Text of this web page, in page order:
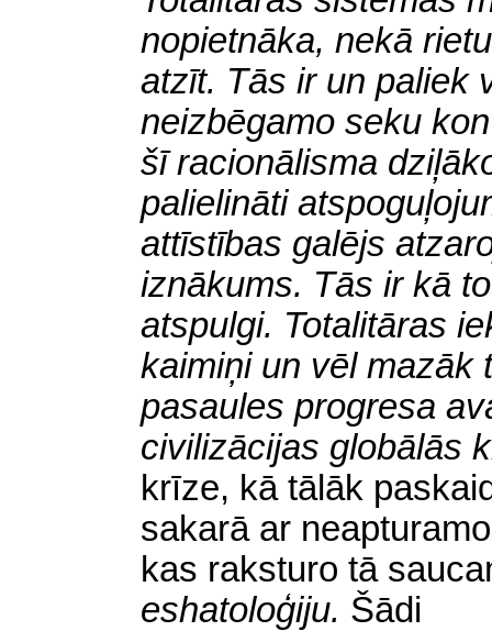
nopietnāka, nekā
atzīt. Tās ir un paliek
neizbēgamo seku
šī racionālisma
palielināti
attīstības galējs
iznākums. Tās ir kā
atspulgi. Totalitāras
kaimiņi un vēl mazāk
pasaules progresa
civilizācijas globālās
krīze, kā tālāk
sakarā ar
kas raksturo tā
eshatoloģiju. Šādi